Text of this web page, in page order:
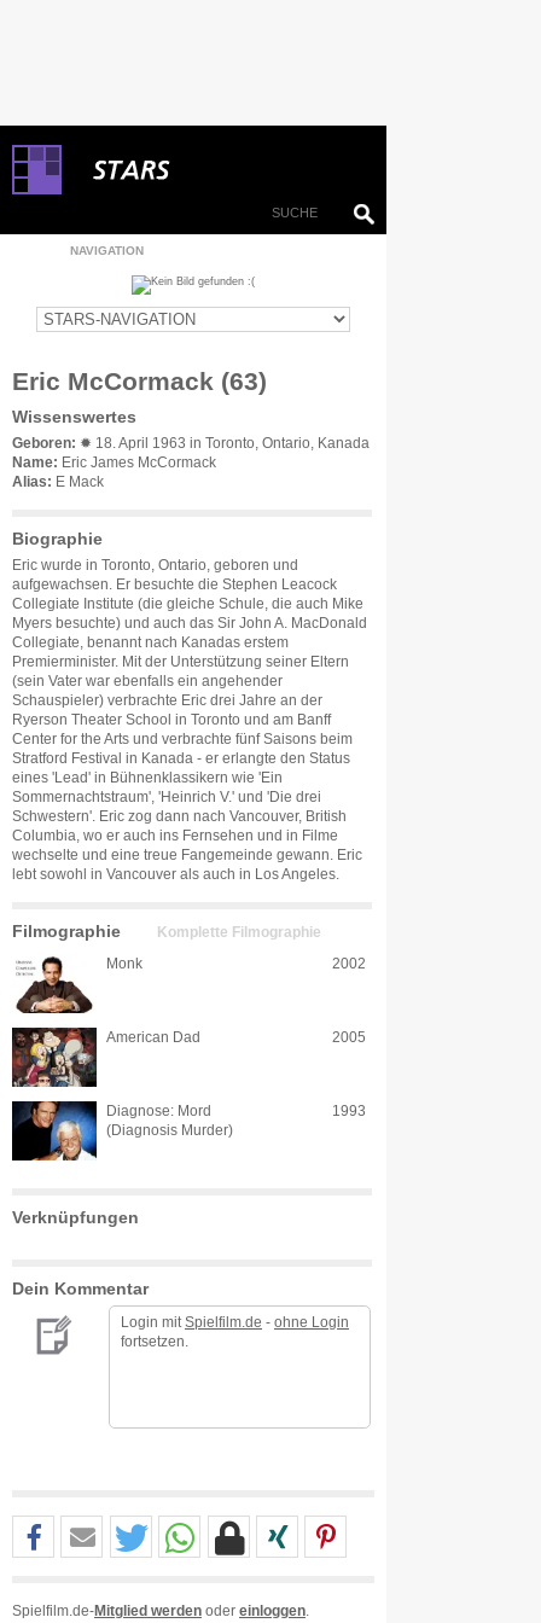
NAVIGATION
Eric McCormack (63)
Wissenswertes
Geboren: ✹ 18. April 1963 in Toronto, Ontario, Kanada
Name: Eric James McCormack
Alias: E Mack
Biographie
Eric wurde in Toronto, Ontario, geboren und
aufgewachsen. Er besuchte die Stephen Leacock
Collegiate Institute (die gleiche Schule, die auch Mike
Myers besuchte) und auch das Sir John A. MacDonald
Collegiate, benannt nach Kanadas erstem
Premierminister. Mit der Unterstützung seiner Eltern
(sein Vater war ebenfalls ein angehender
Schauspieler) verbrachte Eric drei Jahre an der
Ryerson Theater School in Toronto und am Banff
Center for the Arts und verbrachte fünf Saisons beim
Stratford Festival in Kanada - er erlangte den Status
eines 'Lead' in Bühnenklassikern wie 'Ein
Sommernachtstraum', 'Heinrich V.' und 'Die drei
Schwestern'. Eric zog dann nach Vancouver, British
Columbia, wo er auch ins Fernsehen und in Filme
wechselte und eine treue Fangemeinde gewann. Eric
lebt sowohl in Vancouver als auch in Los Angeles.
Filmographie Komplette Filmographie
Monk 2002
American Dad 2005
Diagnose: Mord
(Diagnosis Murder)
1993
Verknüpfungen
Dein Kommentar
Login mit Spielfilm.de - ohne Login
fortsetzen.
Spielfilm.de-Mitglied werden oder einloggen